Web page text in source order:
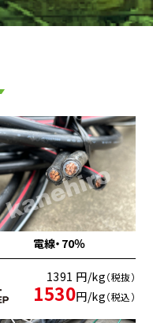
電線・70％
1391 円/kg（税抜）
1530円/kg（税込）